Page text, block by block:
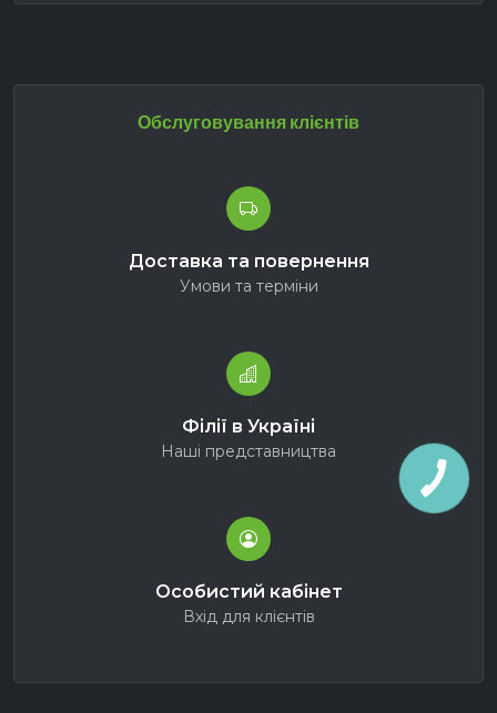
Обслуговування клієнтів
Доставка та повернення
Умови та терміни
Філії в Україні
Наші представництва
Особистий кабінет
Вхід для клієнтів